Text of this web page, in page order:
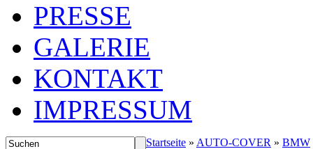
PRESSE
GALERIE
KONTAKT
IMPRESSUM
Startseite » AUTO-COVER » BMW